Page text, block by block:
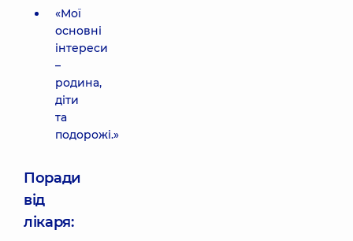
«Мої
основні
інтереси
–
родина,
діти
та
подорожі.»
Поради
від
лікаря: